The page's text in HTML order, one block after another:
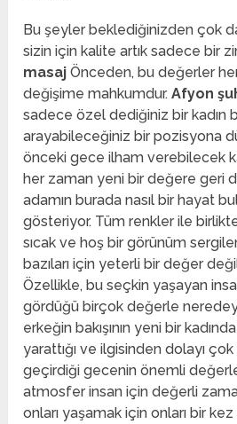
Bu şeyler beklediğinizden çok
sizin için kalite artık sadece bir
masaj Önceden, bu değerler
değişime mahkumdur.Afyon
sadece özel dediğiniz bir kadın
arayabileceğiniz bir pozisyona
önceki gece ilham verebilecek
her zaman yeni bir değere geri
adamın burada nasıl bir hayat
gösteriyor. Tüm renkler ile
sıcak ve hoş bir görünüm
bazıları için yeterli bir değer
Özellikle, bu seçkin yaşayan
gördüğü birçok değerle
erkeğin bakışının yeni bir
yarattığı ve ilgisinden dolayı
geçirdiği gecenin önemli
atmosfer insan için değerli
onları yaşamak için onları bir kez